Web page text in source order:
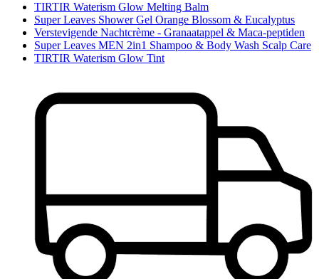
TIRTIR Waterism Glow Melting Balm
Super Leaves Shower Gel Orange Blossom & Eucalyptus
Verstevigende Nachtcrème - Granaatappel & Maca-peptiden
Super Leaves MEN 2in1 Shampoo & Body Wash Scalp Care
TIRTIR Waterism Glow Tint